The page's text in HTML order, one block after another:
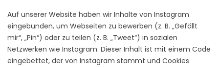
Auf unserer Website haben wir Inhalte von Instagram
eingebunden, um Webseiten zu bewerben (z. B. „Gefällt
mir“, „Pin“) oder zu teilen (z. B. „Tweet“) in sozialen
Netzwerken wie Instagram. Dieser Inhalt ist mit einem Code
eingebettet, der von Instagram stammt und Cookies